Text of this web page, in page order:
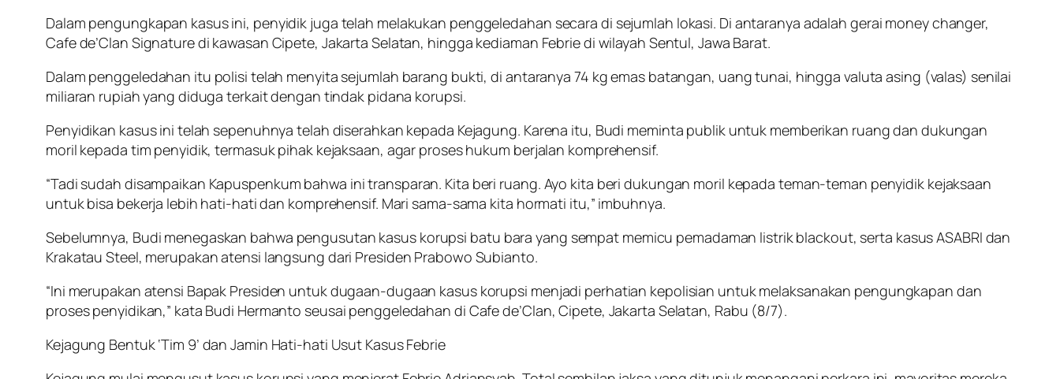
Dalam pengungkapan kasus ini, penyidik juga telah melakukan penggeledahan secara di sejumlah lokasi. Di antaranya adalah gerai money changer,
Cafe de’Clan Signature di kawasan Cipete, Jakarta Selatan, hingga kediaman Febrie di wilayah Sentul, Jawa Barat.
Dalam penggeledahan itu polisi telah menyita sejumlah barang bukti, di antaranya 74 kg emas batangan, uang tunai, hingga valuta asing (valas) senilai
miliaran rupiah yang diduga terkait dengan tindak pidana korupsi.
Penyidikan kasus ini telah sepenuhnya telah diserahkan kepada Kejagung. Karena itu, Budi meminta publik untuk memberikan ruang dan dukungan
moril kepada tim penyidik, termasuk pihak kejaksaan, agar proses hukum berjalan komprehensif.
“Tadi sudah disampaikan Kapuspenkum bahwa ini transparan. Kita beri ruang. Ayo kita beri dukungan moril kepada teman-teman penyidik kejaksaan
untuk bisa bekerja lebih hati-hati dan komprehensif. Mari sama-sama kita hormati itu,” imbuhnya.
Sebelumnya, Budi menegaskan bahwa pengusutan kasus korupsi batu bara yang sempat memicu pemadaman listrik blackout, serta kasus ASABRI dan
Krakatau Steel, merupakan atensi langsung dari Presiden Prabowo Subianto.
“Ini merupakan atensi Bapak Presiden untuk dugaan-dugaan kasus korupsi menjadi perhatian kepolisian untuk melaksanakan pengungkapan dan
proses penyidikan,” kata Budi Hermanto seusai penggeledahan di Cafe de’Clan, Cipete, Jakarta Selatan, Rabu (8/7).
Kejagung Bentuk ‘Tim 9’ dan Jamin Hati-hati Usut Kasus Febrie